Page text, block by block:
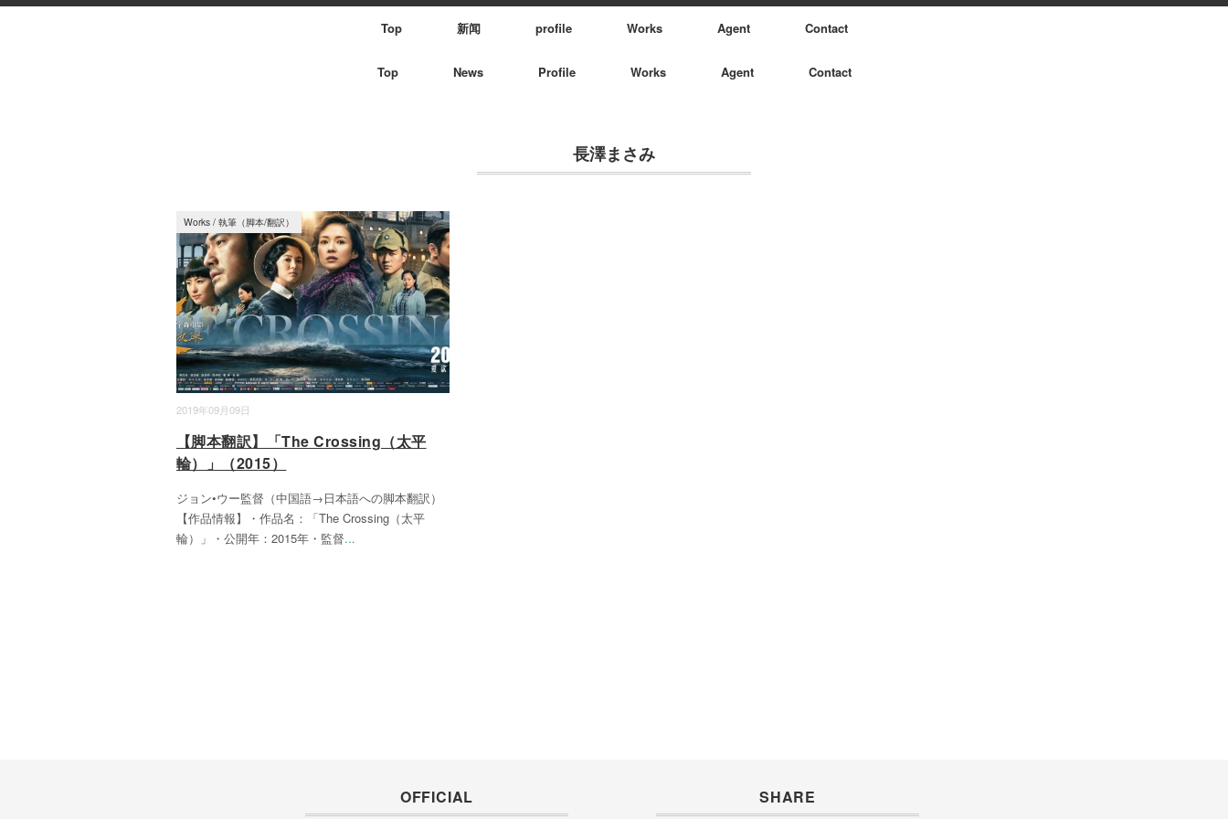
Top 新闻 profile Works Agent Contact
Top News Profile Works Agent Contact
長澤まさみ
2019年09月09日
Works/ 執筆（脚本/翻訳）
【脚本翻訳】「The Crossing（太平
輪）」（2015）
ジョン•ウー監督（中国語→日本語への脚本翻訳）
【作品情報】・作品名：「The Crossing（太平
輪）」・公開年：2015年・監督...
OFFICIAL SHARE